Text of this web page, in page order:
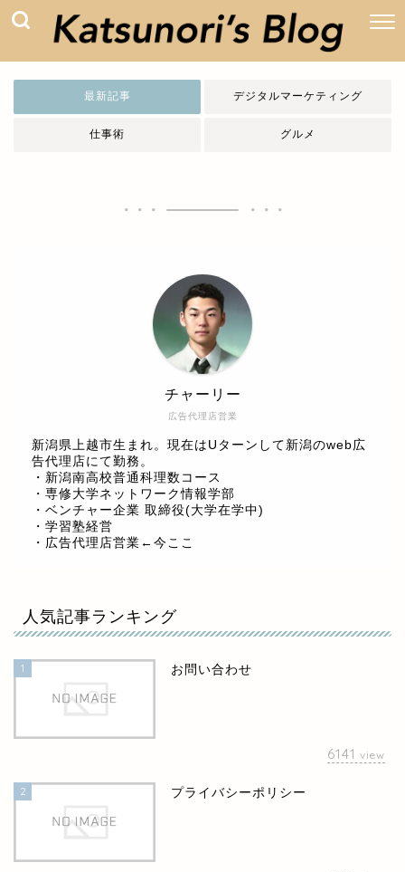
最新記事 デジタルマーケティング
仕事術 グルメ
広告代理店営業
チャーリー
新潟県上越市生まれ。現在はUターンして新潟のweb広
告代理店にて勤務。
・新潟南高校普通科理数コース
・専修大学ネットワーク情報学部
・ベンチャー企業 取締役(大学在学中)
・学習塾経営
・広告代理店営業←今ここ
人気記事ランキング
1 お問い合わせ
6141 view
2 プライバシーポリシー